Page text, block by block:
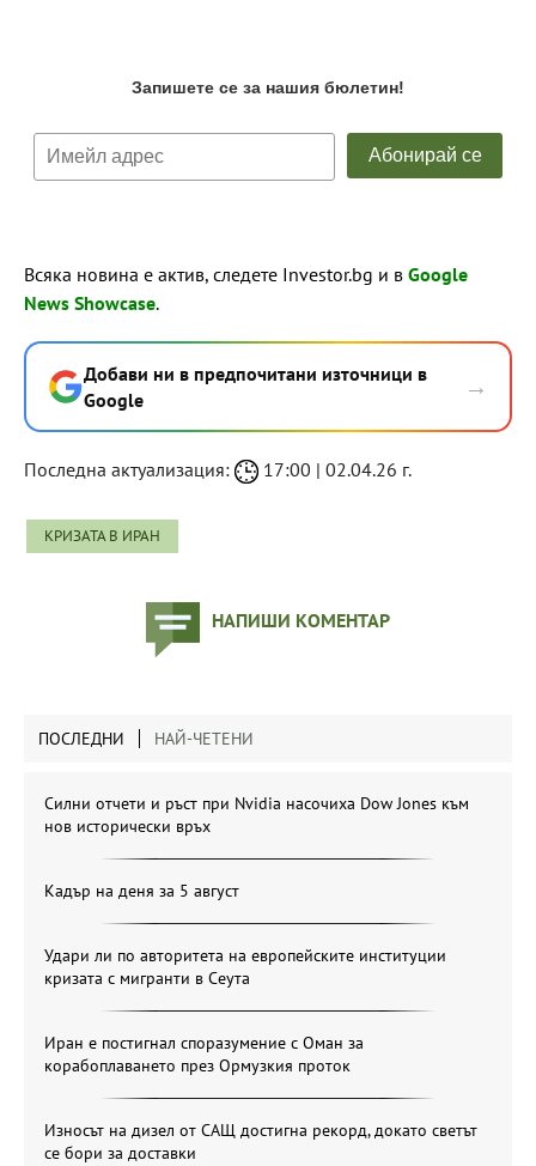
Всяка новина е актив, следете Investor.bg и в Google
News Showcase.
Добави ни в предпочитани източници в
Google
→
Последна актуализация: 17:00 | 02.04.26 г.
КРИЗАТА В ИРАН
НАПИШИ КОМЕНТАР
ПОСЛЕДНИ НАЙ-ЧЕТЕНИ
Силни отчети и ръст при Nvidia насочиха Dow Jones към
нов исторически връх
Кадър на деня за 5 август
Удари ли по авторитета на европейските институции
кризата с мигранти в Сеута
Иран е постигнал споразумение с Оман за
корабоплаването през Ормузкия проток
Износът на дизел от САЩ достигна рекорд, докато светът
се бори за доставки